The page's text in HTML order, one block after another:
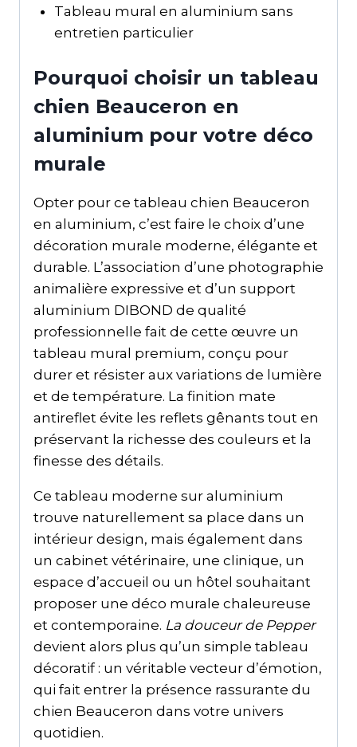
Tableau mural en aluminium sans
entretien particulier
Pourquoi choisir un tableau
chien Beauceron en
aluminium pour votre déco
murale
Opter pour ce tableau chien Beauceron
en aluminium, c’est faire le choix d’une
décoration murale moderne, élégante et
durable. L’association d’une photographie
animalière expressive et d’un support
aluminium DIBOND de qualité
professionnelle fait de cette œuvre un
tableau mural premium, conçu pour
durer et résister aux variations de lumière
et de température. La finition mate
antireflet évite les reflets gênants tout en
préservant la richesse des couleurs et la
finesse des détails.
Ce tableau moderne sur aluminium
trouve naturellement sa place dans un
intérieur design, mais également dans
un cabinet vétérinaire, une clinique, un
espace d’accueil ou un hôtel souhaitant
proposer une déco murale chaleureuse
et contemporaine. La douceur de Pepper
devient alors plus qu’un simple tableau
décoratif : un véritable vecteur d’émotion,
qui fait entrer la présence rassurante du
chien Beauceron dans votre univers
quotidien.